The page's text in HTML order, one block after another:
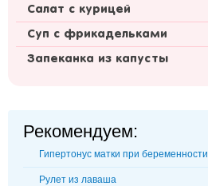
Салат с курицей
Суп с фрикадельками
Запеканка из капусты
Рекомендуем:
Гипертонус матки при беременности
Рулет из лаваша